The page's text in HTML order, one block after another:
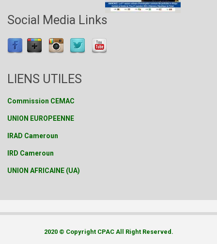
Social Media Links
LIENS UTILES
Commission CEMAC
UNION EUROPEENNE
IRAD Cameroun
IRD Cameroun
UNION AFRICAINE (UA)
2020 © Copyright CPAC All Right Reserved.